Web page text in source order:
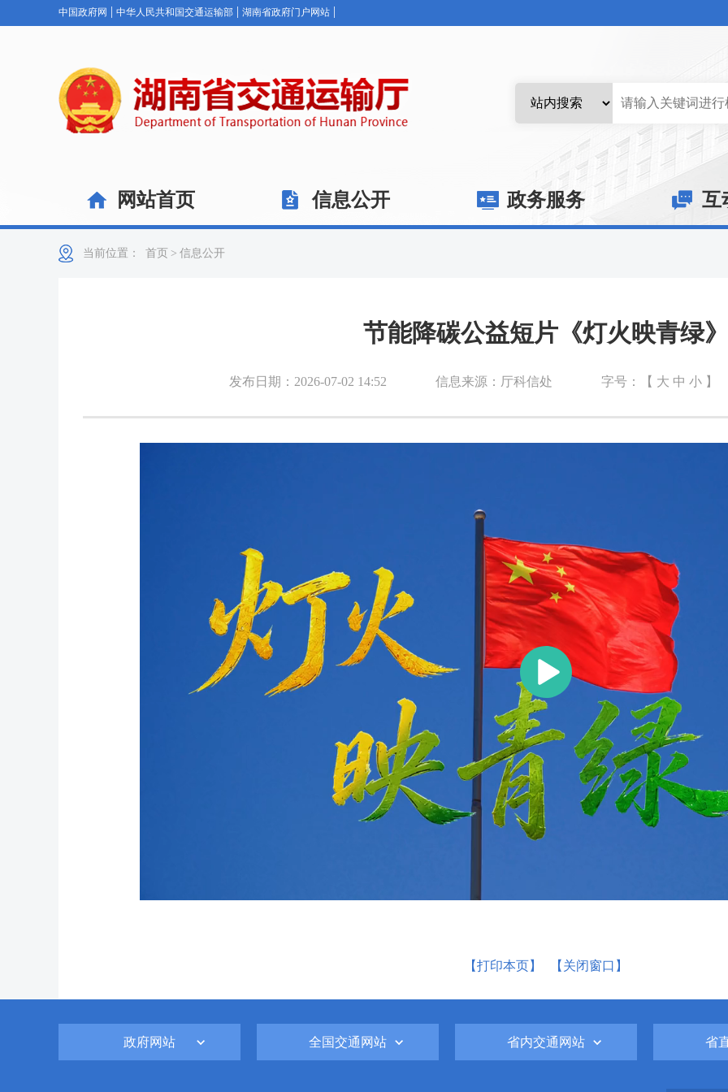
中国政府网 | 中华人民共和国交通运输部 | 湖南省政府门户网站 |
网站首页 信息公开 政务服务 互
当前位置： 首页 > 信息公开
节能降碳公益短片《灯火映青绿》
发布日期：2026-07-02 14:52 信息来源：厅科信处 字号：【 大 中 小 】
【打印本页】 【关闭窗口】
政府网站 全国交通网站 省内交通网站 省